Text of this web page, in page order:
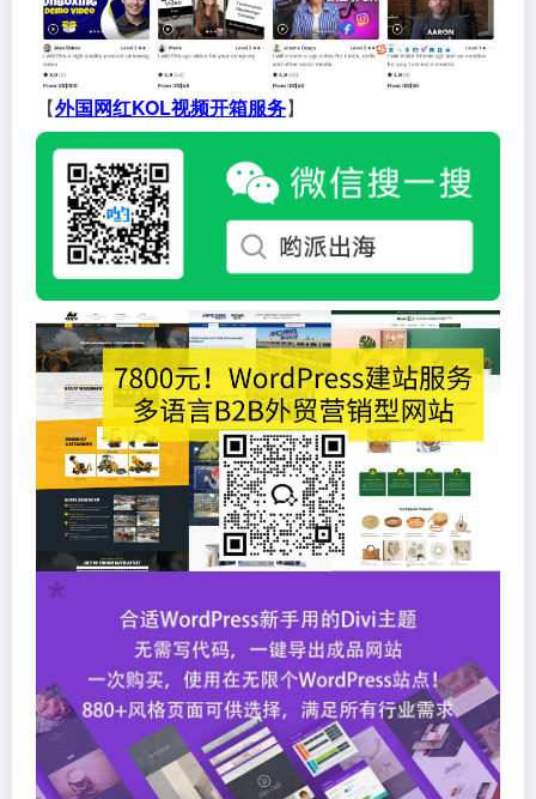
【外国网红KOL视频开箱服务】